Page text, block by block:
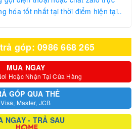
hóa tốt nhất tại thời điểm hiện tại..
góp: 0986 668 265
MUA NGAY
Hoặc Nhận Tại Cửa Hàng
GÓP QUA THẺ
Visa, Master, JCB
NGAY - TRẢ SAU